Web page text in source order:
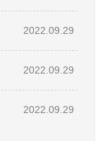
2022.09.29
2022.09.29
2022.09.29